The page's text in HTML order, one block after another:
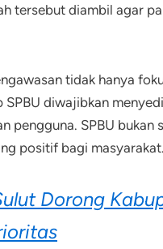
tersebut diambil agar
tidak hanya
SPBU diwajibkan
pengguna. SPBU
positif bagi
Dorong